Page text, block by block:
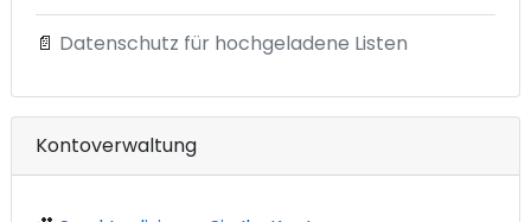
📄 Datenschutz für hochgeladene Listen
Kontoverwaltung